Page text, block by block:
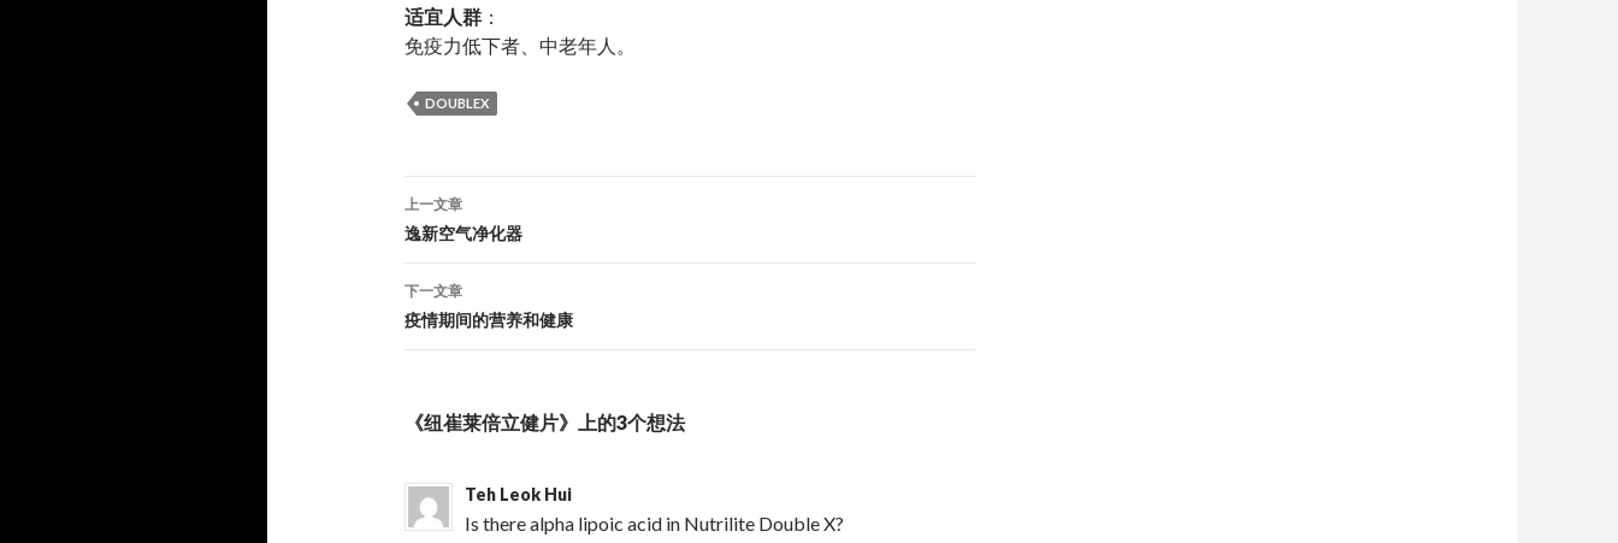
适宜人群 ：
免疫力低下者、中老年人。
DOUBLEX
文
章
导
航
上一文章
逸新空气净化器
下一文章
疫情期间的营养和健康
《纽崔莱倍立健片》上的3个想法
Teh Leok Hui
Is there alpha lipoic acid in Nutrilite Double X?